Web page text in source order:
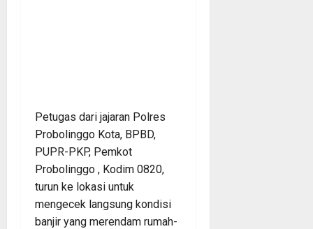
Petugas dari jajaran Polres
Probolinggo Kota, BPBD,
PUPR-PKP, Pemkot
Probolinggo , Kodim 0820,
turun ke lokasi untuk
mengecek langsung kondisi
banjir yang merendam rumah-